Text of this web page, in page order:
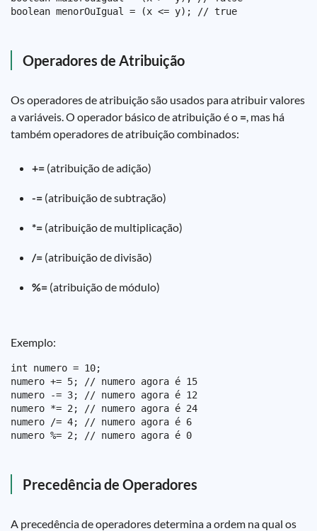
Operadores de Atribuição
Os operadores de atribuição são usados para atribuir valores
a variáveis. O operador básico de atribuição é o =, mas há
também operadores de atribuição combinados:
+= (atribuição de adição)
-= (atribuição de subtração)
*= (atribuição de multiplicação)
/= (atribuição de divisão)
%= (atribuição de módulo)
Exemplo:
int numero = 10;
numero += 5; // numero agora é 15
numero -= 3; // numero agora é 12
numero *= 2; // numero agora é 24
numero /= 4; // numero agora é 6
Precedência de Operadores
A precedência de operadores determina a ordem na qual os